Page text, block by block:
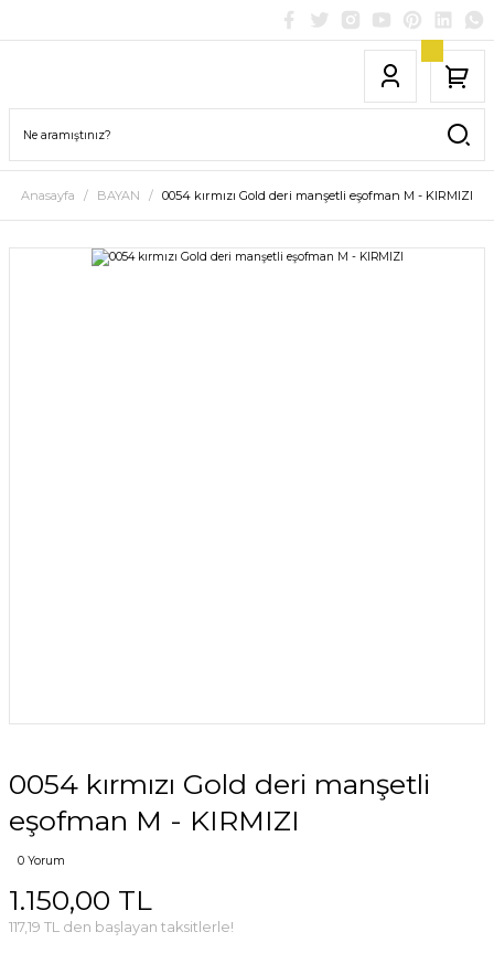
Anasayfa BAYAN 0054 kırmızı Gold deri manşetli eşofman M - KIRMIZI
0054 kırmızı Gold deri manşetli
eşofman M - KIRMIZI
0 Yorum
1.150,00 TL
117,19 TL den başlayan taksitlerle!